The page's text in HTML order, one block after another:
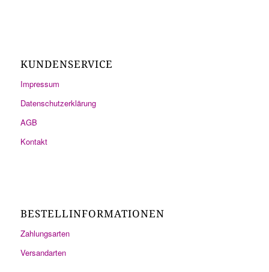
KUNDENSERVICE
Impressum
Datenschutzerklärung
AGB
Kontakt
BESTELLINFORMATIONEN
Zahlungsarten
Versandarten